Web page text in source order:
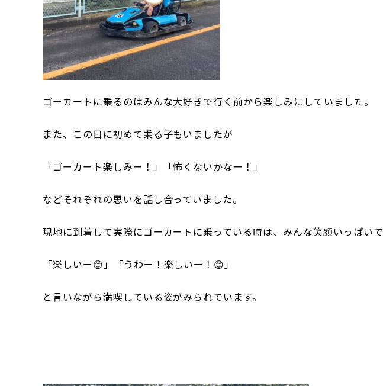
ゴーカートに乗るのはみんな大好きで行く前から楽しみにしていました。
また、この日に初めて乗る子もいましたが
「ゴーカート楽しみー！」「怖くないかなー！」
などそれぞれの思いを話し合っていました。
現地に到着して実際にゴーカートに乗っている時は、みんな笑顔いっぱいで
「楽しいー😊」「うわー！楽しいー！😊」
と言いながら満喫している姿がみられています。